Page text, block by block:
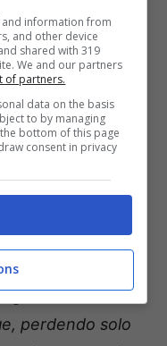
da squadra e
utile al gruppo
al
interviene
abbiamo
su un
abbiamo
perdendo solo
information from
and other device
shared with 319
We and our partners
of partners.
data on the basis
to by managing
bottom of this page
consent in privacy